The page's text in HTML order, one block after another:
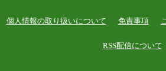
個人情報の取り扱いについて 免責事項
RSS配信について